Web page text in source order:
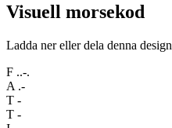
Visuell morsekod
Ladda ner eller dela denna design
F ..-.
A .-
T -
T -